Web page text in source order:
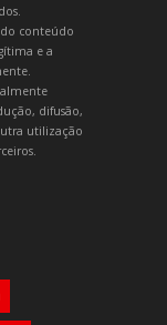
conteúdo
e a
difusão,
utilização